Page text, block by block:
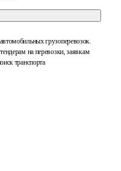
грузоперевозок.
на перевозки, заявкам
транспорта